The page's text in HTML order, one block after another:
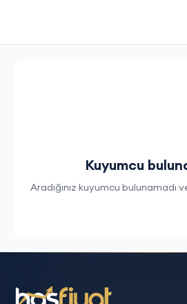
Kuyumcu
Aradığınız kuyumcu bulunamadı